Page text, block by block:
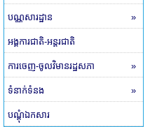
បណ្ណសារដ្ឋាន »
អង្គការជាតិ-អន្តរជាតិ
ការចេញ-ចូលវិមានរដ្ឋសភា »
ទំនាក់ទំនង »
បណ្តុំឯកសារ